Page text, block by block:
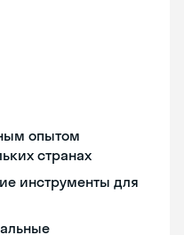
опытом
странах
инструменты для